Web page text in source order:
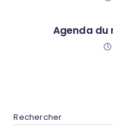
Agenda du
Rechercher